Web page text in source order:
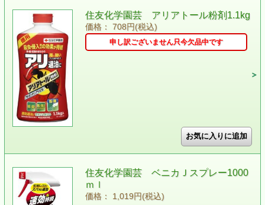
住友化学園芸 アリアトール粉剤1.1kg
価格： 708円(税込)
申し訳ございません只今欠品中です
住友化学園芸 ベニカＪスプレー1000
ｍｌ
価格： 1,019円(税込)